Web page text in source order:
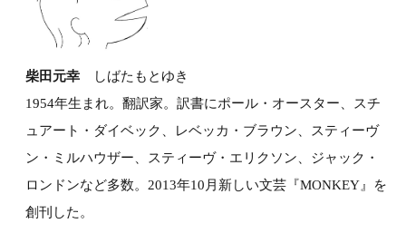
柴田元幸 しばたもとゆき
1954年生まれ。翻訳家。訳書にポール・オースター、スチ
ュアート・ダイベック、レベッカ・ブラウン、スティーヴ
ン・ミルハウザー、スティーヴ・エリクソン、ジャック・
ロンドンなど多数。2013年10月新しい文芸『MONKEY』を
創刊した。